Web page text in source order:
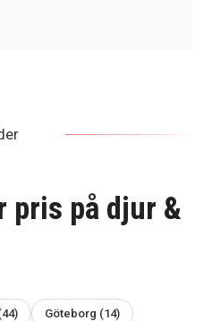
pris på djur &
Göteborg (14)